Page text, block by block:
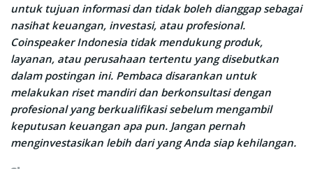
untuk tujuan informasi dan tidak boleh dianggap sebagai
nasihat keuangan, investasi, atau profesional.
Coinspeaker Indonesia tidak mendukung produk,
layanan, atau perusahaan tertentu yang disebutkan
dalam postingan ini. Pembaca disarankan untuk
melakukan riset mandiri dan berkonsultasi dengan
profesional yang berkualifikasi sebelum mengambil
keputusan keuangan apa pun. Jangan pernah
menginvestasikan lebih dari yang Anda siap kehilangan.